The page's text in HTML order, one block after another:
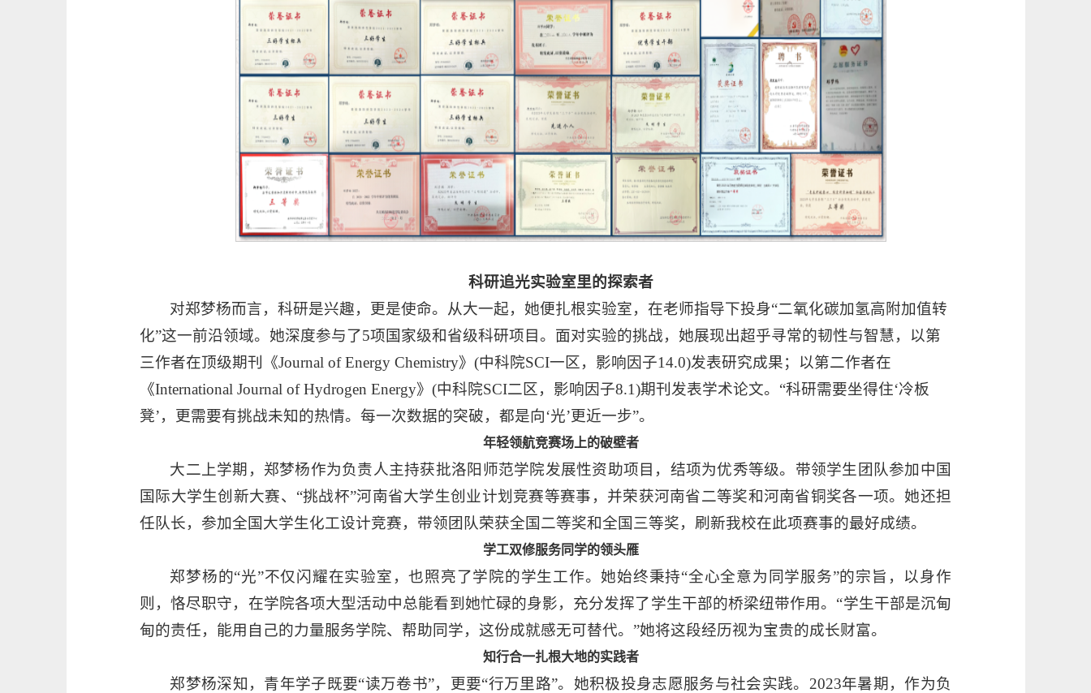
科研追光实验室里的探索者
对郑梦杨而言，科研是兴趣，更是使命。从大一起，她便扎根实验室，在老师指导下投身“二氧化碳加氢高附加值转
化”这一前沿领域。她深度参与了5项国家级和省级科研项目。面对实验的挑战，她展现出超乎寻常的韧性与智慧，以第
三作者在顶级期刊《Journal of Energy Chemistry》(中科院SCI一区，影响因子14.0)发表研究成果；以第二作者在
《International Journal of Hydrogen Energy》(中科院SCI二区，影响因子8.1)期刊发表学术论文。“科研需要坐得住‘冷板
凳’，更需要有挑战未知的热情。每一次数据的突破，都是向‘光’更近一步”。
年轻领航竞赛场上的破壁者
大二上学期，郑梦杨作为负责人主持获批洛阳师范学院发展性资助项目，结项为优秀等级。带领学生团队参加中国
国际大学生创新大赛、“挑战杯”河南省大学生创业计划竞赛等赛事，并荣获河南省二等奖和河南省铜奖各一项。她还担
任队长，参加全国大学生化工设计竞赛，带领团队荣获全国二等奖和全国三等奖，刷新我校在此项赛事的最好成绩。
学工双修服务同学的领头雁
郑梦杨的“光”不仅闪耀在实验室，也照亮了学院的学生工作。她始终秉持“全心全意为同学服务”的宗旨，以身作
则，恪尽职守，在学院各项大型活动中总能看到她忙碌的身影，充分发挥了学生干部的桥梁纽带作用。“学生干部是沉甸
甸的责任，能用自己的力量服务学院、帮助同学，这份成就感无可替代。”她将这段经历视为宝贵的成长财富。
知行合一扎根大地的实践者
郑梦杨深知，青年学子既要“读万卷书”，更要“行万里路”。她积极投身志愿服务与社会实践。2023年暑期，作为负